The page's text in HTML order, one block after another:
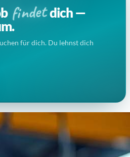
findetdich —
für dich. Du lehnst dich